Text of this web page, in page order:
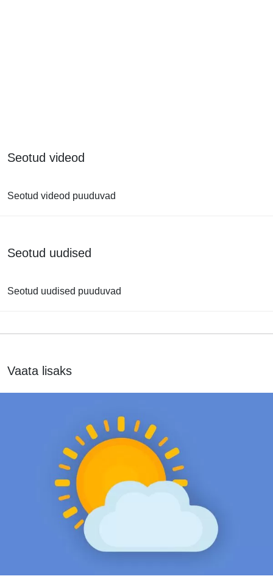
Seotud videod
Seotud videod puuduvad
Seotud uudised
Seotud uudised puuduvad
Vaata lisaks